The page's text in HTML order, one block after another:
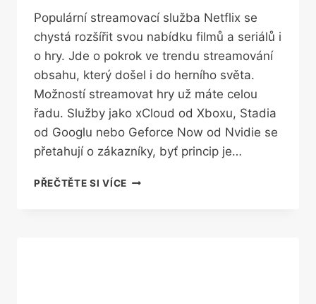
Populární streamovací služba Netflix se
chystá rozšířit svou nabídku filmů a seriálů i
o hry. Jde o pokrok ve trendu streamování
obsahu, který došel i do herního světa.
Možností streamovat hry už máte celou
řadu. Služby jako xCloud od Xboxu, Stadia
od Googlu nebo Geforce Now od Nvidie se
přetahují o zákazníky, byť princip je…
PŘEČTĚTE SI VÍCESERIÁL